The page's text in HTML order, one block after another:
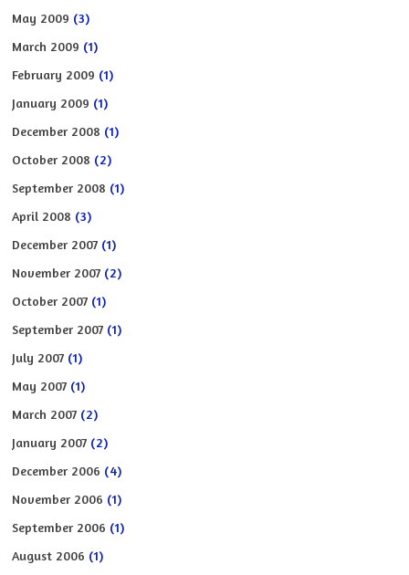
May 2009 (3)
March 2009 (1)
February 2009 (1)
January 2009 (1)
December 2008 (1)
October 2008 (2)
September 2008 (1)
April 2008 (3)
December 2007 (1)
November 2007 (2)
October 2007 (1)
September 2007 (1)
July 2007 (1)
May 2007 (1)
March 2007 (2)
January 2007 (2)
December 2006 (4)
November 2006 (1)
September 2006 (1)
August 2006 (1)